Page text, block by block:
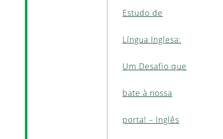
Estudo de
Língua Inglesa:
Um Desafio que
bate à nossa
porta! – Inglês